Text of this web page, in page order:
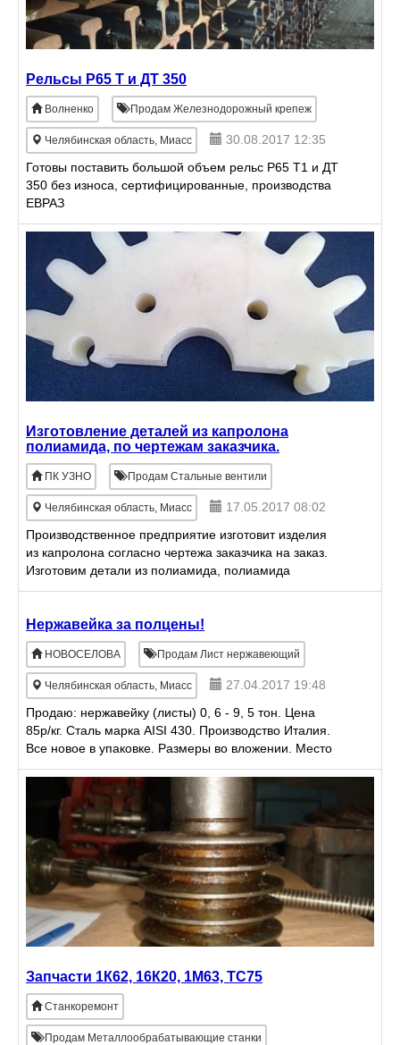
Рельсы Р65 Т и ДТ 350
Волненко Продам Железнодорожный крепеж
Челябинская область, Миасс
30.08.2017 12:35
Готовы поставить большой объем рельс Р65 Т1 и ДТ
350 без износа, сертифицированные, производства
ЕВРАЗ
Изготовление деталей из капролона
полиамида, по чертежам заказчика.
ПК УЗНО Продам Стальные вентили
Челябинская область, Миасс
17.05.2017 08:02
Производственное предприятие изготовит изделия
из капролона согласно чертежа заказчика на заказ.
Изготовим детали из полиамида, полиамида
блочного, полиамида ПА-6, фторопласта,
Нержавейка за полцены!
НОВОСЕЛОВА Продам Лист нержавеющий
Челябинская область, Миасс
27.04.2017 19:48
Продаю: нержавейку (листы) 0, 6 - 9, 5 тон. Цена
85р/кг. Сталь марка AISI 430. Производство Италия.
Все новое в упаковке. Размеры во вложении. Место
нахождения г. Миасс Челябинская область. 8-9000-
Запчасти 1К62, 16К20, 1М63, ТС75
Станкоремонт
Продам Металлообрабатывающие станки